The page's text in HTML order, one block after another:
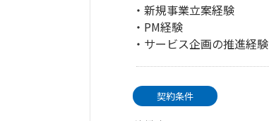
・新規事業立案経験
・PM経験
・サービス企画の推進経験
契約条件